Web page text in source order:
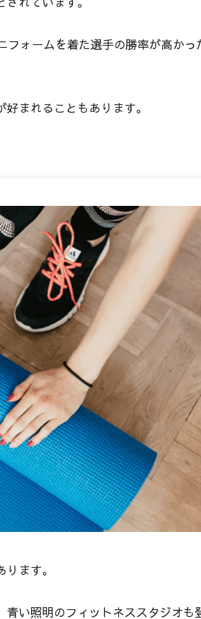
フォームを着た選手の勝率が高かっ
まれることもあります。
ます。
い照明のフィットネススタジオも